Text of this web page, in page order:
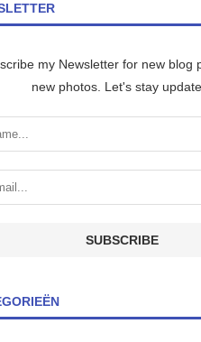
my Newsletter for new blog
new photos. Let's stay